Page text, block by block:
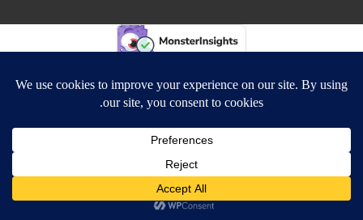
اخبار فوری آتش‌سوزی، عاقبت کشتی مورد حمایت آمریکا در هرمز